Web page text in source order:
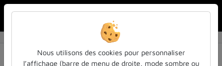
Résultats de la recherche
Nous utilisons des cookies pour personnaliser
l’affichage (barre de menu de droite, mode sombre ou